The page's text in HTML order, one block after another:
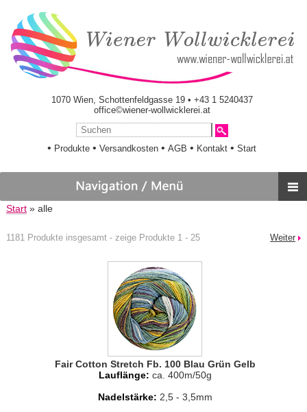
1070 Wien, Schottenfeldgasse 19 • +43 1 5240437
office©wiener-wollwicklerei.at
• Produkte •Versandkosten •AGB • Kontakt •Start
Start» alle
1181 Produkte insgesamt - zeige Produkte 1 - 25 Weiter
Fair Cotton Stretch Fb. 100 Blau Grün Gelb
Lauflänge: ca. 400m/50g
Nadelstärke: 2,5 - 3,5mm